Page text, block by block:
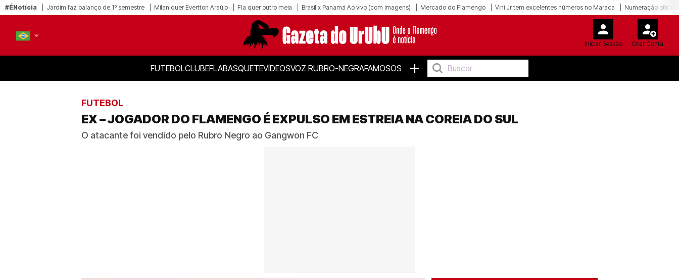
#ÉNotícia Jardim faz balanço de 1º semestre Milan quer Evertton Araújo Fla quer outro meia Brasil x Panamá Ao vivo (com imagens) Mercado do Flamengo Vini Jr tem excelentes números no Maraca Numeração oficial
Iniciar Sessão Criar Conta
FUTEBOLCLUBEFLABASQUETEVÍDEOSVOZ RUBRO-NEGRAFAMOSOS +
FUTEBOL
EX – JOGADOR DO FLAMENGO É EXPULSO EM ESTREIA NA COREIA DO SUL
O atacante foi vendido pelo Rubro Negro ao Gangwon FC